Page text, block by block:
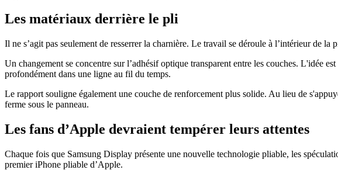
Les matériaux derrière le pli
Il ne s’agit pas seulement de resserrer la charnière. Le travail se déroule à l’intérieur de
Un changement se concentre sur l’adhésif optique transparent entre les couches. L'idée
profondément dans une ligne au fil du temps.
Le rapport souligne également une couche de renforcement plus solide. Au lieu de
ferme sous le panneau.
Les fans d’Apple devraient tempérer leurs attentes
Chaque fois que Samsung Display présente une nouvelle technologie pliable, les
premier iPhone pliable d’Apple.